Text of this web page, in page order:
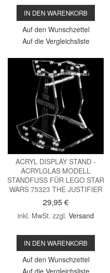
IN DEN WARENKORB
Auf den Wunschzettel
Auf die Vergleichsliste
ACRYL DISPLAY STAND -
ACRYLGLAS MODELL
STANDFUSS FÜR LEGO STAR
WARS 75323 THE JUSTIFIER
29,95 €
inkl. MwSt. zzgl.Versand
IN DEN WARENKORB
Auf den Wunschzettel